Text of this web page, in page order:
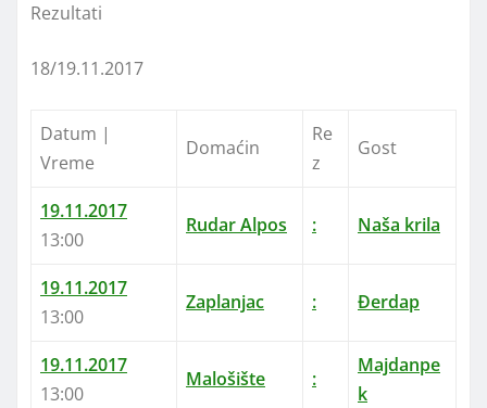
Rezultati
18/19.11.2017
Datum |
Vreme
Domaćin
Re
z
Gost
19.11.2017
13:00
Rudar Alpos : Naša krila
19.11.2017
13:00
Zaplanjac : Đerdap
19.11.2017
13:00
Malošište :
Majdanpe
k